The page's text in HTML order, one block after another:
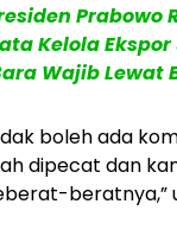
Prabowo
Kelola Ekspor
Wajib Lewat
boleh ada
dipecat dan
beratnya,”